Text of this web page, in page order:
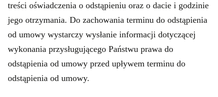
treści oświadczenia o odstąpieniu oraz o dacie i godzinie
jego otrzymania. Do zachowania terminu do odstąpienia
od umowy wystarczy wysłanie informacji dotyczącej
wykonania przysługującego Państwu prawa do
odstąpienia od umowy przed upływem terminu do
odstąpienia od umowy.